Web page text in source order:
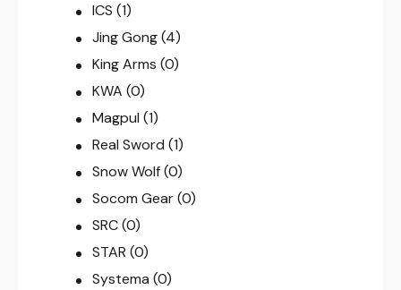
ICS (1)
Jing Gong (4)
King Arms (0)
KWA (0)
Magpul (1)
Real Sword (1)
Snow Wolf (0)
Socom Gear (0)
SRC (0)
STAR (0)
Systema (0)